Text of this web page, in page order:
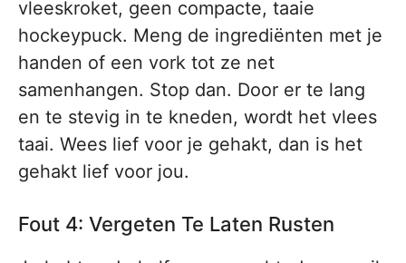
vleeskroket, geen compacte, taaie
hockeypuck. Meng de ingrediënten met je
handen of een vork tot ze net
samenhangen. Stop dan. Door er te lang
en te stevig in te kneden, wordt het vlees
taai. Wees lief voor je gehakt, dan is het
gehakt lief voor jou.
Fout 4: Vergeten Te Laten Rusten